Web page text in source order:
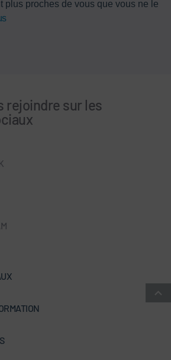
plus proches de vous que vous ne le
rejoindre sur les